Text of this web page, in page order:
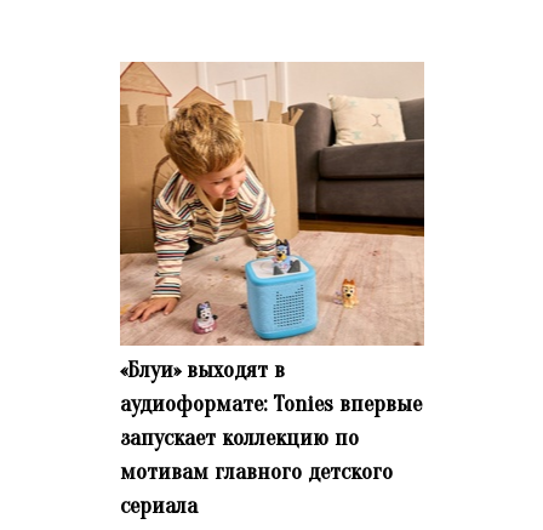
«Блуи» выходят в
аудиоформате: Tonies впервые
запускает коллекцию по
мотивам главного детского
сериала